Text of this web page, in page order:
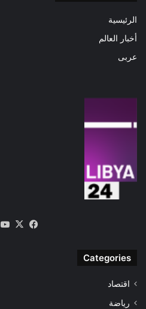
الرئيسية
أخبار العالم
عربى
فيسبوك
‫X
Categories
اقتصاد
رياضة